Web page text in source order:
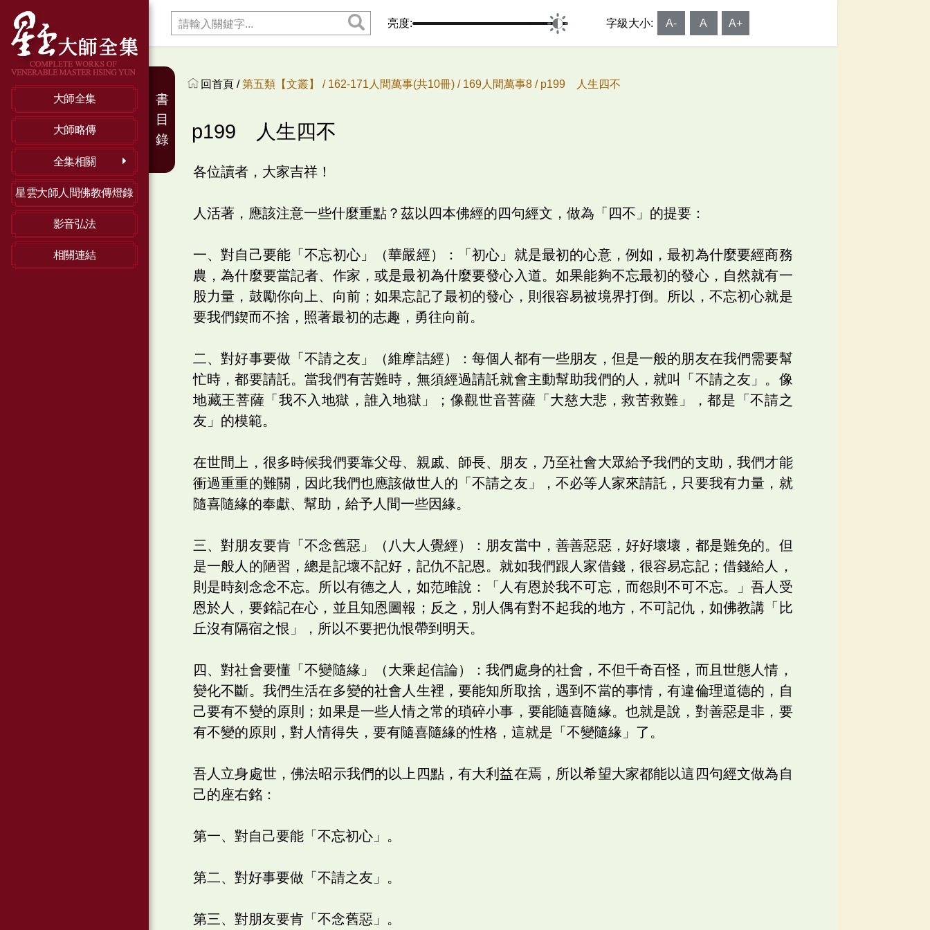
大師全集
大師略傳
全集相關
星雲大師人間佛教傳燈錄
影音弘法
相關連結
亮度: 字級大小: A- A A+
回首頁 /第五類【文叢】 / 162-171人間萬事(共10冊) / 169人間萬事8 / p199 人生四不
p199 人生四不
各位讀者，大家吉祥！
人活著，應該注意一些什麼重點？茲以四本佛經的四句經文，做為「四不」的提要：
一、對自己要能「不忘初心」（華嚴經）：「初心」就是最初的心意，例如，最初為什麼要經商務
農，為什麼要當記者、作家，或是最初為什麼要發心入道。如果能夠不忘最初的發心，自然就有一
股力量，鼓勵你向上、向前；如果忘記了最初的發心，則很容易被境界打倒。所以，不忘初心就是
要我們鍥而不捨，照著最初的志趣，勇往向前。
二、對好事要做「不請之友」（維摩詰經）：每個人都有一些朋友，但是一般的朋友在我們需要幫
忙時，都要請託。當我們有苦難時，無須經過請託就會主動幫助我們的人，就叫「不請之友」。像
地藏王菩薩「我不入地獄，誰入地獄」；像觀世音菩薩「大慈大悲，救苦救難」，都是「不請之
友」的模範。
在世間上，很多時候我們要靠父母、親戚、師長、朋友，乃至社會大眾給予我們的支助，我們才能
衝過重重的難關，因此我們也應該做世人的「不請之友」，不必等人家來請託，只要我有力量，就
隨喜隨緣的奉獻、幫助，給予人間一些因緣。
三、對朋友要肯「不念舊惡」（八大人覺經）：朋友當中，善善惡惡，好好壞壞，都是難免的。但
是一般人的陋習，總是記壞不記好，記仇不記恩。就如我們跟人家借錢，很容易忘記；借錢給人，
則是時刻念念不忘。所以有德之人，如范雎說：「人有恩於我不可忘，而怨則不可不忘。」吾人受
恩於人，要銘記在心，並且知恩圖報；反之，別人偶有對不起我的地方，不可記仇，如佛教講「比
丘沒有隔宿之恨」，所以不要把仇恨帶到明天。
四、對社會要懂「不變隨緣」（大乘起信論）：我們處身的社會，不但千奇百怪，而且世態人情，
變化不斷。我們生活在多變的社會人生裡，要能知所取捨，遇到不當的事情，有違倫理道德的，自
己要有不變的原則；如果是一些人情之常的瑣碎小事，要能隨喜隨緣。也就是說，對善惡是非，要
有不變的原則，對人情得失，要有隨喜隨緣的性格，這就是「不變隨緣」了。
吾人立身處世，佛法昭示我們的以上四點，有大利益在焉，所以希望大家都能以這四句經文做為自
己的座右銘：
第一、對自己要能「不忘初心」。
第二、對好事要做「不請之友」。
第三、對朋友要肯「不念舊惡」。
書
目
錄